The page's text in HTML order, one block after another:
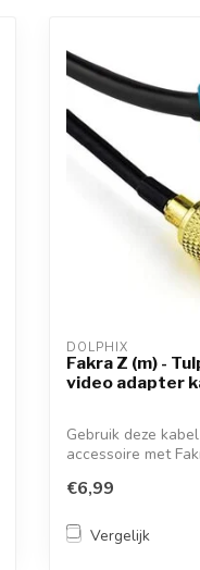
DOLPHIX
Fakra Z (m) -
video adapter
Gebruik deze
accessoire met
€6,99
Vergelijk